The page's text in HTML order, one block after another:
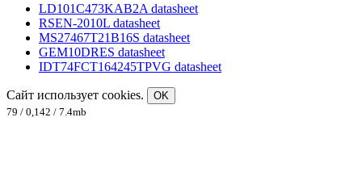
LD101C473KAB2A datasheet
RSEN-2010L datasheet
MS27467T21B16S datasheet
GEM10DRES datasheet
IDT74FCT164245TPVG datasheet
Сайт использует cookies.
OK
79 / 0,142 / 7.4mb